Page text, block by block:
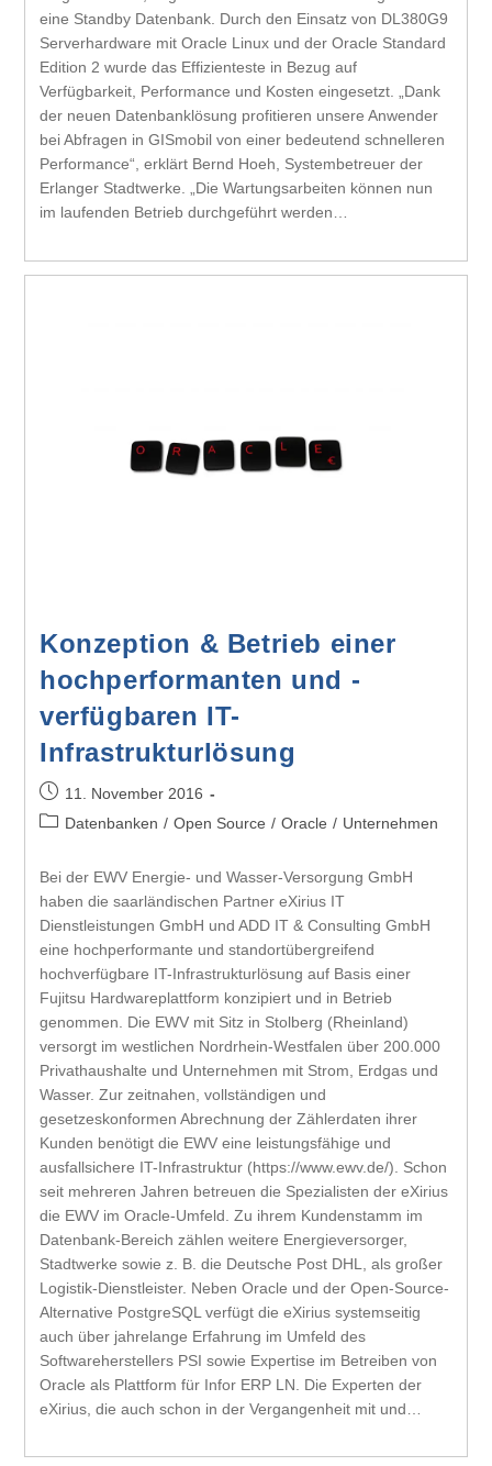
eine Standby Datenbank. Durch den Einsatz von DL380G9
Serverhardware mit Oracle Linux und der Oracle Standard
Edition 2 wurde das Effizienteste in Bezug auf
Verfügbarkeit, Performance und Kosten eingesetzt. „Dank
der neuen Datenbanklösung profitieren unsere Anwender
bei Abfragen in GISmobil von einer bedeutend schnelleren
Performance“, erklärt Bernd Hoeh, Systembetreuer der
Erlanger Stadtwerke. „Die Wartungsarbeiten können nun
im laufenden Betrieb durchgeführt werden…
Konzeption & Betrieb einer
hochperformanten und -
verfügbaren IT-
Infrastrukturlösung
11. November 2016
Datenbanken / Open Source / Oracle / Unternehmen
Bei der EWV Energie- und Wasser-Versorgung GmbH
haben die saarländischen Partner eXirius IT
Dienstleistungen GmbH und ADD IT & Consulting GmbH
eine hochperformante und standortübergreifend
hochverfügbare IT-Infrastrukturlösung auf Basis einer
Fujitsu Hardwareplattform konzipiert und in Betrieb
genommen. Die EWV mit Sitz in Stolberg (Rheinland)
versorgt im westlichen Nordrhein-Westfalen über 200.000
Privathaushalte und Unternehmen mit Strom, Erdgas und
Wasser. Zur zeitnahen, vollständigen und
gesetzeskonformen Abrechnung der Zählerdaten ihrer
Kunden benötigt die EWV eine leistungsfähige und
ausfallsichere IT-Infrastruktur (https://www.ewv.de/). Schon
seit mehreren Jahren betreuen die Spezialisten der eXirius
die EWV im Oracle-Umfeld. Zu ihrem Kundenstamm im
Datenbank-Bereich zählen weitere Energieversorger,
Stadtwerke sowie z. B. die Deutsche Post DHL, als großer
Logistik-Dienstleister. Neben Oracle und der Open-Source-
Alternative PostgreSQL verfügt die eXirius systemseitig
auch über jahrelange Erfahrung im Umfeld des
Softwareherstellers PSI sowie Expertise im Betreiben von
Oracle als Plattform für Infor ERP LN. Die Experten der
eXirius, die auch schon in der Vergangenheit mit und…